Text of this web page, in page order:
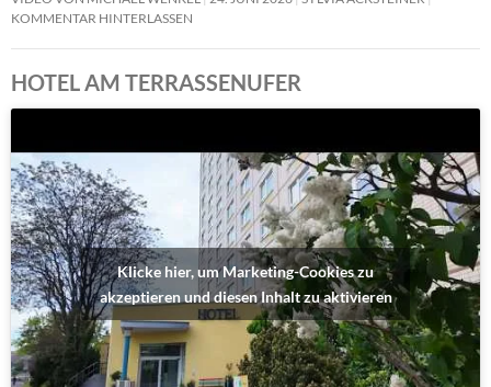
KOMMENTAR HINTERLASSEN
HOTEL AM TERRASSENUFER
Klicke hier, um Marketing-Cookies zu
akzeptieren und diesen Inhalt zu aktivieren